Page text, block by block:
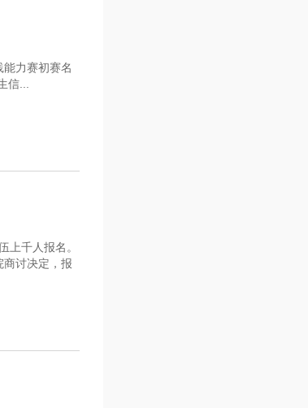
力赛初赛名
信...
上千人报名。
讨决定，报